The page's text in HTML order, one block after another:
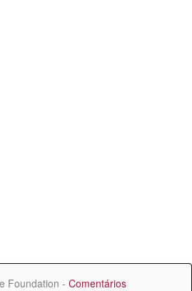
Foundation - Comentários